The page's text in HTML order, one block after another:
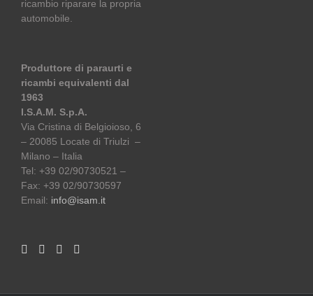
ricambio riparare la propria
automobile.
Produttore di paraurti e
ricambi equivalenti dal
1963
I.S.A.M. S.p.A.
Via Cristina di Belgioioso, 6
– 20085 Locate di Triulzi –
Milano – Italia
Tel: +39 02/90730521 –
Fax: +39 02/90730597
Email: info@isam.it